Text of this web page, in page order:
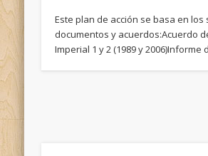
Este plan de acción se basa en los
documentos y acuerdos:Acuerdo
Imperial 1 y 2 (1989 y 2006)Informe